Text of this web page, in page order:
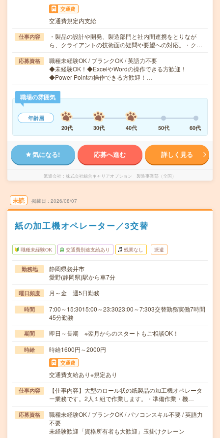
交通費
交通費規定内支給
仕事内容
・製品の設計や開発、製造部門と社内間連携をとりなが
ら、クライアントの技術面の疑問や要望への対応。・ク…
応募資格
職種未経験OK / ブランクOK / 英語力不要
◆未経験OK！◆ExcelやWordの操作できる方歓迎！
◆Power Pointの操作できる方歓迎！…
職場の雰囲気
年齢層
20代
30代 40代 50代 60代
気になる! 応募へ進む 詳しく見る
派遣会社 株式会社綜合キャリアオプション 製造事業部（全国）
未読 掲載日 2026/08/07
紙の加工機オペレーター／3交替
職種未経験OK 交通費別途支給あり 残業なし 派遣
勤務地
静岡県袋井市
愛野(静岡県)駅から車7分
曜日頻度 月～金 週5日勤務
時間
7:00～15:3015:00～23:3023:00～7:303交替勤務実働7時間
45分勤務
期間 即日～長期 ※翌月からのスタートもご相談OK！
時給 時給1600円～2000円
交通費
交通費支給あり※規定あり
仕事内容
【仕事内容】大型のロール状の紙製品の加工機オペレータ
ー業務です。2人１組で作業します。・準備作業・機…
応募資格
職種未経験OK / ブランクOK / パソコンスキル不要 / 英語力
不要
未経験歓迎「資格所有者も大歓迎」玉掛けクレーン